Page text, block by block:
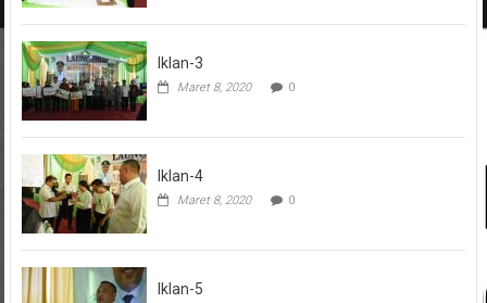
Iklan-3
Maret 8, 2020 0
Iklan-4
Maret 8, 2020 0
Iklan-5